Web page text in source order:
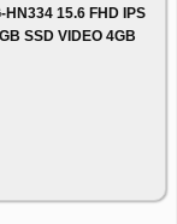
HN334 15.6 FHD IPS
SSD VIDEO 4GB